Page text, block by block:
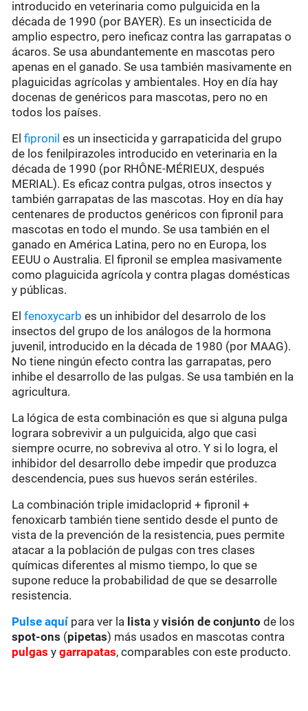
introducido en veterinaria como pulguicida en la
década de 1990 (por BAYER). Es un insecticida de
amplio espectro, pero ineficaz contra las garrapatas o
ácaros. Se usa abundantemente en mascotas pero
apenas en el ganado. Se usa también masivamente en
plaguicidas agrícolas y ambientales. Hoy en día hay
docenas de genéricos para mascotas, pero no en
todos los países.
Elfipronil es un insecticida y garrapaticida del grupo
de los fenilpirazoles introducido en veterinaria en la
década de 1990 (por RHÔNE-MÉRIEUX, después
MERIAL). Es eficaz contra pulgas, otros insectos y
también garrapatas de las mascotas. Hoy en día hay
centenares de productos genéricos con fipronil para
mascotas en todo el mundo. Se usa también en el
ganado en América Latina, pero no en Europa, los
EEUU o Australia. El fipronil se emplea masivamente
como plaguicida agrícola y contra plagas domésticas
y públicas.
Elfenoxycarb es un inhibidor del desarrolo de los
insectos del grupo de los análogos de la hormona
juvenil, introducido en la década de 1980 (por MAAG).
No tiene ningún efecto contra las garrapatas, pero
inhibe el desarrollo de las pulgas. Se usa también en la
agricultura.
La lógica de esta combinación es que si alguna pulga
lograra sobrevivir a un pulguicida, algo que casi
siempre ocurre, no sobreviva al otro. Y si lo logra, el
inhibidor del desarrollo debe impedir que produzca
descendencia, pues sus huevos serán estériles.
La combinación triple imidacloprid + fipronil +
fenoxicarb también tiene sentido desde el punto de
vista de la prevención de la resistencia, pues permite
atacar a la población de pulgas con tres clases
químicas diferentes al mismo tiempo, lo que se
supone reduce la probabilidad de que se desarrolle
resistencia.
Pulse aquípara ver la lista yvisión de conjunto de los
spot-ons (pipetas) más usados en mascotas contra
pulgas ygarrapatas, comparables con este producto.